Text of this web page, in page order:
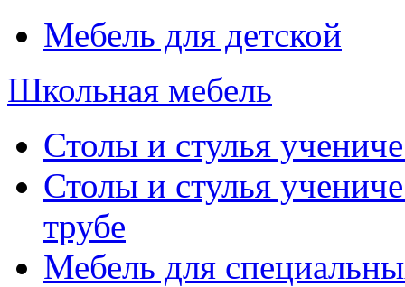
Мебель для детской
Школьная мебель
Столы и стулья
Столы и стулья
трубе
Мебель для